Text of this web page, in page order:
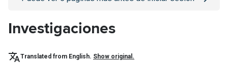
Investigaciones
Translated from English. Show original.